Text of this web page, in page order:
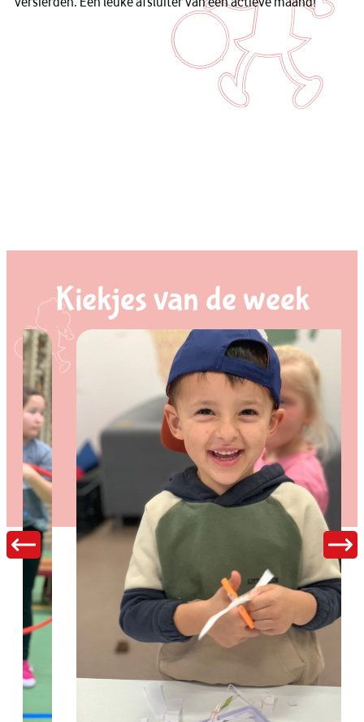
Kiekjes van de week